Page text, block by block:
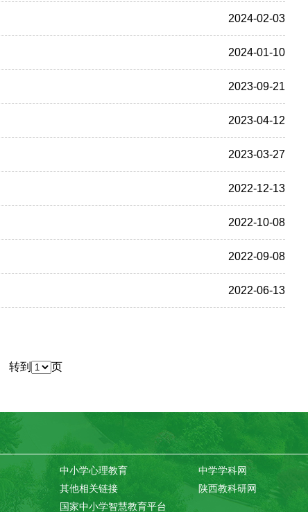
2024-02-03
2024-01-10
2023-09-21
2023-04-12
2023-03-27
2022-12-13
2022-10-08
2022-09-08
2022-06-13
转到 页
中小学心理教育
中学学科网
其他相关链接
陕西教科研网
国家中小学智慧教育平台